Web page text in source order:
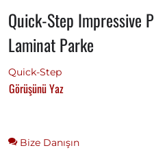
Quick-Step Impressive
Laminat Parke
Quick-Step
Görüşünü Yaz
Bize Danışın